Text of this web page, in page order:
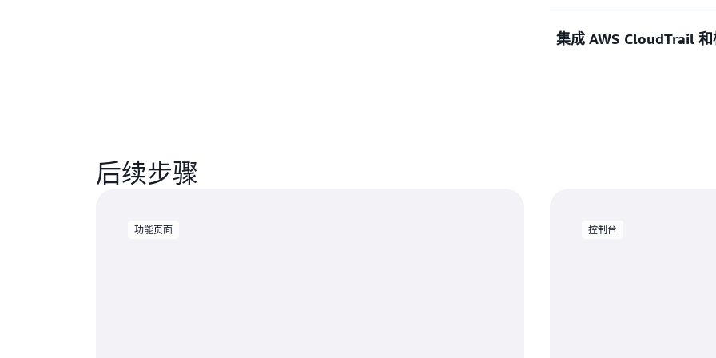
Directory 使您能够合并单
要搜索大量高度连接的数
集成 AWS CloudTrail 和
后续步骤
功能页面 控制台